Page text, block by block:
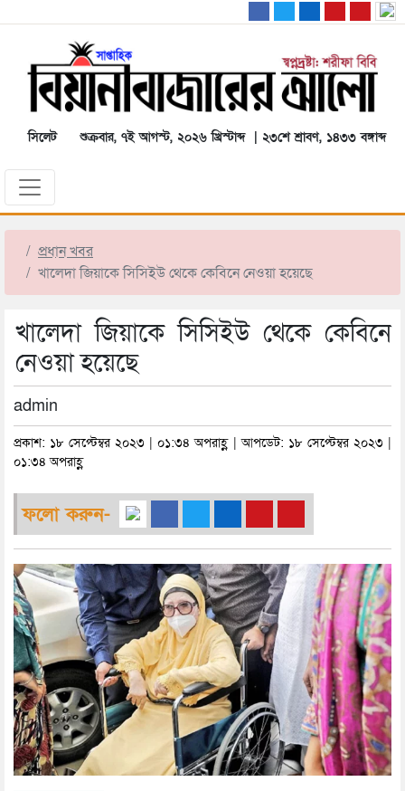
সিলেট শুক্রবার, ৭ই আগস্ট, ২০২৬ খ্রিস্টাব্দ | ২৩শে শ্রাবণ, ১৪৩৩ বঙ্গাব্দ
প্রধান খবর
খালেদা জিয়াকে সিসিইউ থেকে কেবিনে নেওয়া হয়েছে
খালেদা জিয়াকে সিসিইউ থেকে কেবিনে
নেওয়া হয়েছে
admin
প্রকাশ: ১৮ সেপ্টেম্বর ২০২৩ | ০১:৩৪ অপরাহ্ণ | আপডেট: ১৮ সেপ্টেম্বর ২০২৩ |
০১:৩৪ অপরাহ্ণ
ফলো করুন-